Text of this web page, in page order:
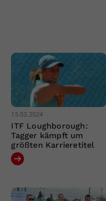
15.03.2024
ITF Loughborough:
Tagger kämpft um
größten Karrieretitel